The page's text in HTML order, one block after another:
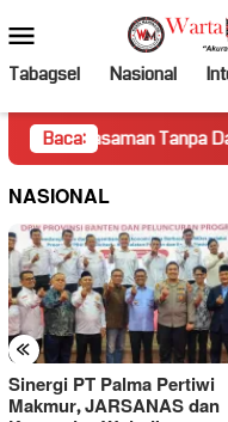
ke
kontenMobile
Tabagsel Nasional
Baca:Tanpa Dasar
NASIONAL
«
Sinergi PT Palma Pertiwi
Makmur, JARSANAS dan